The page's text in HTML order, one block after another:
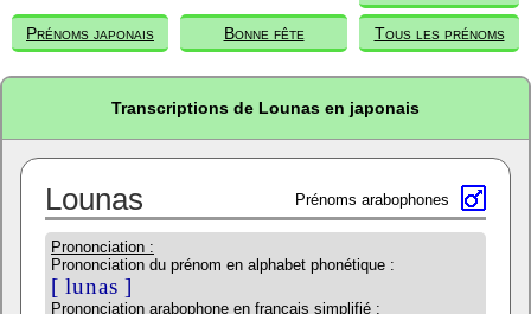
Prénoms japonais Bonne fête Tous les prénoms
Transcriptions de Lounas en japonais
Lounas Prénoms arabophones
Prononciation :
Prononciation du prénom en alphabet phonétique :
[ lunas ]
Prononciation arabophone en français simplifié :